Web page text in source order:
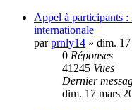
Appel à participants
internationale
parprnly14 » dim. 17
0 Réponses
41245 Vues
Dernier
dim. 17 mars